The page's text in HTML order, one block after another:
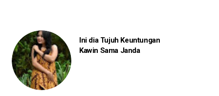
Ini dia Tujuh Keuntungan
Kawin Sama Janda